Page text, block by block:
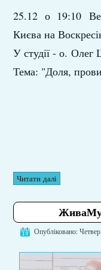
25.12 о 19:10
Києва на
У студії - о. Олег
Тема: "Доля,
Читати далі
Опубліковано: